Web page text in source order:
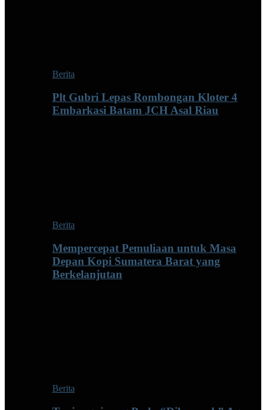
Berita
Plt Gubri Lepas Rombongan Kloter 4
Embarkasi Batam JCH Asal Riau
Berita
Mempercepat Pemuliaan untuk Masa
Depan Kopi Sumatera Barat yang
Berkelanjutan
Berita